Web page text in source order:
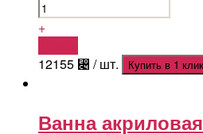
+
12155 ⃄ / шт. Купить в 1 клик
Ванна